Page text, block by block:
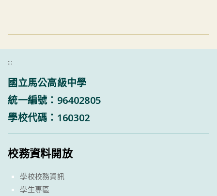
:::
國立馬公高級中學
統一編號：96402805
學校代碼：160302
校務資料開放
學校校務資訊
學生專區